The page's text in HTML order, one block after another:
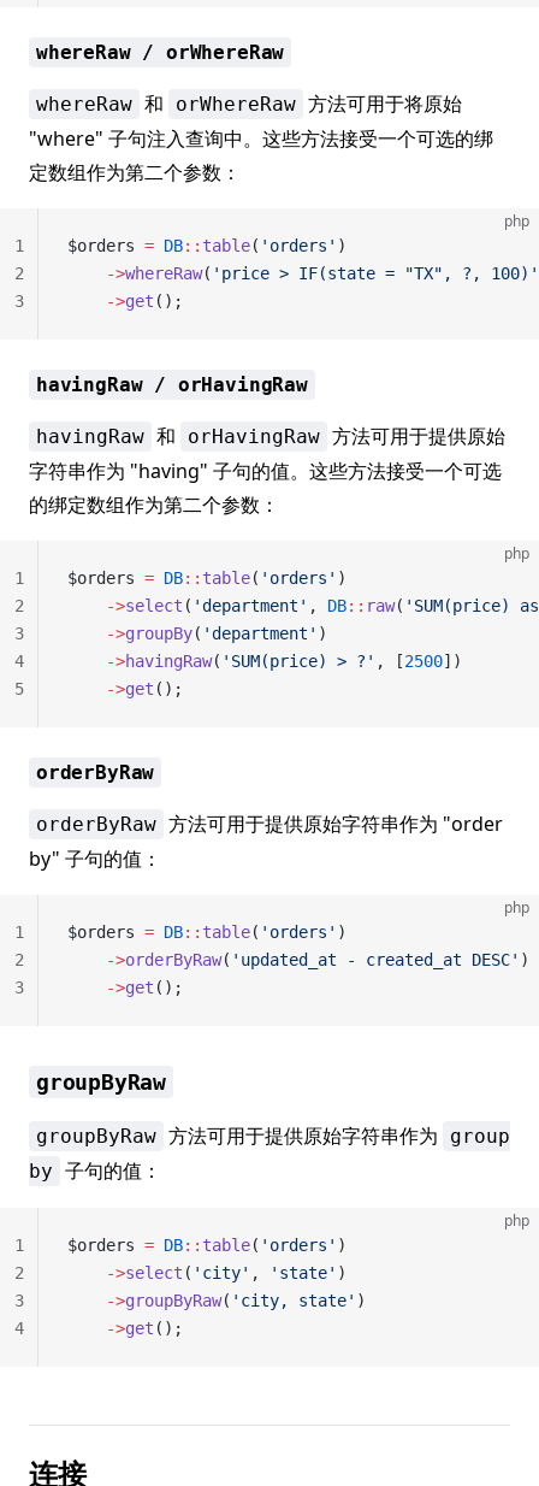
whereRaw / orWhereRaw
whereRaw 和 orWhereRaw 方法可用于将原始
"where" 子句注入查询中。这些方法接受一个可选的绑
定数组作为第二个参数：
php
$orders = DB:: table( 'orders' )
    ->
whereRaw( 'price > IF(state = "TX", ?, 100)'
    ->
get ();
1
2
3
havingRaw / orHavingRaw
havingRaw 和 orHavingRaw 方法可用于提供原始
字符串作为 "having" 子句的值。这些方法接受一个可选
的绑定数组作为第二个参数：
php
$orders = DB:: table( 'orders' )
    ->
select ( 'department' , DB:: raw( 'SUM(price)
    ->
groupBy( 'department' )
    ->
havingRaw( 'SUM(price) > ?' , [2500])
    ->
get ();
1
2
3
4
5
orderByRaw
orderByRaw 方法可用于提供原始字符串作为 "order
by" 子句的值：
php
$orders = DB:: table( 'orders' )
    ->
orderByRaw( 'updated_at - created_at DESC' )
    ->
get ();
1
2
3
groupByRaw
groupByRaw 方法可用于提供原始字符串作为
group
by 子句的值：
php
$orders = DB:: table( 'orders' )
    ->
select ( 'city' , 'state' )
    ->
groupByRaw( 'city, state' )
    ->
get ();
1
2
3
4
连接